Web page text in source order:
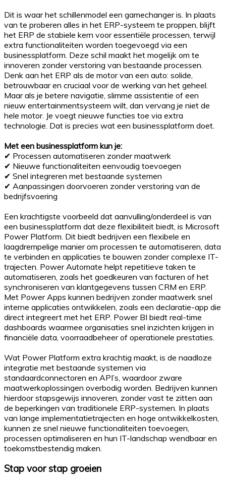
Dit is waar het schillenmodel een gamechanger is. In plaats
van te proberen alles in het ERP-systeem te proppen, blijft
het ERP de stabiele kern voor essentiële processen, terwijl
extra functionaliteiten worden toegevoegd via een
businessplatform. Deze schil maakt het mogelijk om te
innoveren zonder verstoring van bestaande processen.
Denk aan het ERP als de motor van een auto: solide,
betrouwbaar en cruciaal voor de werking van het geheel.
Maar als je betere navigatie, slimme assistentie of een
nieuw entertainmentsysteem wilt, dan vervang je niet de
hele motor. Je voegt nieuwe functies toe via extra
technologie. Dat is precies wat een businessplatform doet.
Met een businessplatform kun je:
✔ Processen automatiseren zonder maatwerk
✔ Nieuwe functionaliteiten eenvoudig toevoegen
✔ Snel integreren met bestaande systemen
✔ Aanpassingen doorvoeren zonder verstoring van de
bedrijfsvoering
Een krachtigste voorbeeld dat aanvulling/onderdeel is van
een businessplatform dat deze flexibiliteit biedt, is Microsoft
Power Platform. Dit biedt bedrijven een flexibele en
laagdrempelige manier om processen te automatiseren, data
te verbinden en applicaties te bouwen zonder complexe IT-
trajecten. Power Automate helpt repetitieve taken te
automatiseren, zoals het goedkeuren van facturen of het
synchroniseren van klantgegevens tussen CRM en ERP.
Met Power Apps kunnen bedrijven zonder maatwerk snel
interne applicaties ontwikkelen, zoals een declaratie-app die
direct integreert met het ERP. Power BI biedt real-time
dashboards waarmee organisaties snel inzichten krijgen in
financiële data, voorraadbeheer of operationele prestaties.
Wat Power Platform extra krachtig maakt, is de naadloze
integratie met bestaande systemen via
standaardconnectoren en API’s, waardoor zware
maatwerkoplossingen overbodig worden. Bedrijven kunnen
hierdoor stapsgewijs innoveren, zonder vast te zitten aan
de beperkingen van traditionele ERP-systemen. In plaats
van lange implementatietrajecten en hoge ontwikkelkosten,
kunnen ze snel nieuwe functionaliteiten toevoegen,
processen optimaliseren en hun IT-landschap wendbaar en
toekomstbestendig maken.
Stap voor stap groeien